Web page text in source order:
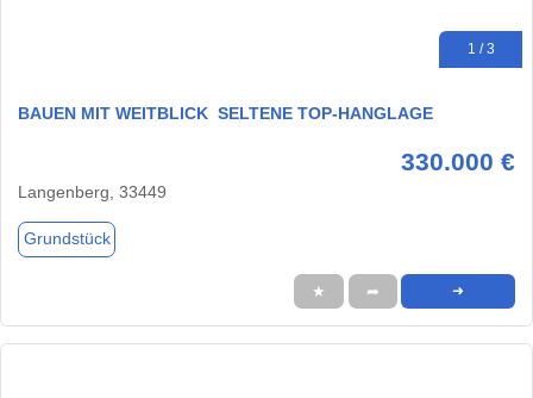
1 / 3
BAUEN MIT WEITBLICK  SELTENE TOP-HANGLAGE
330.000 €
Langenberg, 33449
Grundstück
★ ➦ ➜